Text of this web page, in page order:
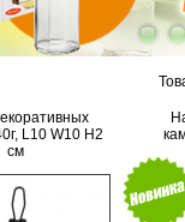
L10 W10 H2
см